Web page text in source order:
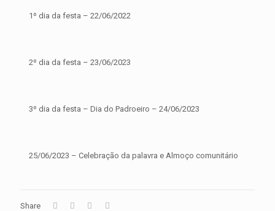
1º dia da festa – 22/06/2022
2º dia da festa – 23/06/2023
3º dia da festa – Dia do Padroeiro – 24/06/2023
25/06/2023 – Celebração da palavra e Almoço comunitário
Share